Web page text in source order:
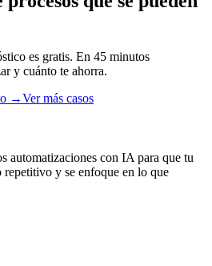
es gratis. En 45 minutos
y cuánto te ahorra.
→Ver más casos
automatizaciones con IA para que tu
repetitivo y se enfoque en lo que